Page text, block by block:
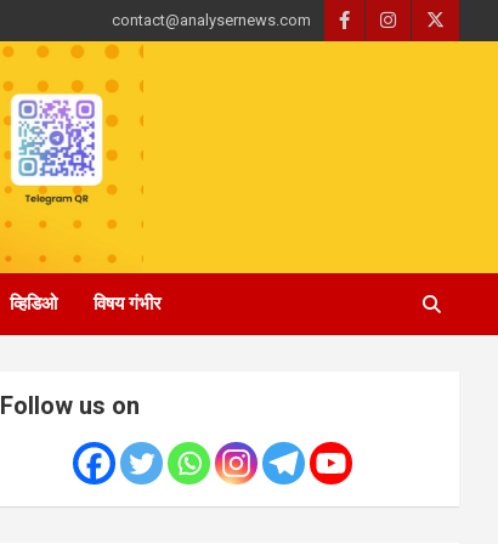
contact@analysernews.com
व्हिडिओ विषय गंभीर
Follow us on